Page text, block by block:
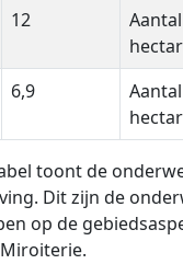
12
6,9
toont de
Dit zijn de
op de